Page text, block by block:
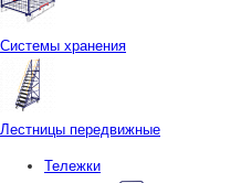
Системы хранения
Лестницы передвижные
Тележки